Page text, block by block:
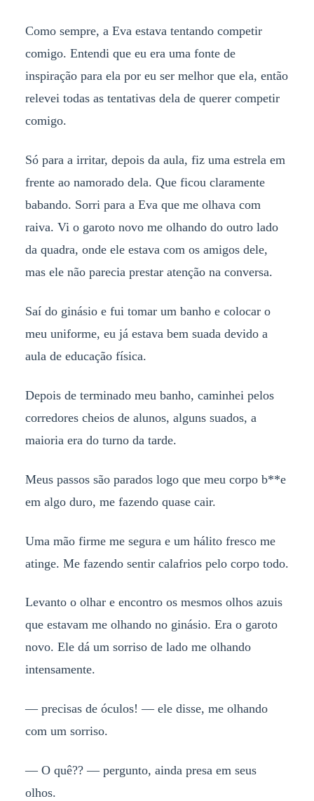
Como sempre, a Eva estava tentando competir
comigo. Entendi que eu era uma fonte de
inspiração para ela por eu ser melhor que ela, então
relevei todas as tentativas dela de querer competir
comigo.
Só para a irritar, depois da aula, fiz uma estrela em
frente ao namorado dela. Que ficou claramente
babando. Sorri para a Eva que me olhava com
raiva. Vi o garoto novo me olhando do outro lado
da quadra, onde ele estava com os amigos dele,
mas ele não parecia prestar atenção na conversa.
Saí do ginásio e fui tomar um banho e colocar o
meu uniforme, eu já estava bem suada devido a
aula de educação física.
Depois de terminado meu banho, caminhei pelos
corredores cheios de alunos, alguns suados, a
maioria era do turno da tarde.
Meus passos são parados logo que meu corpo b**e
em algo duro, me fazendo quase cair.
Uma mão firme me segura e um hálito fresco me
atinge. Me fazendo sentir calafrios pelo corpo todo.
Levanto o olhar e encontro os mesmos olhos azuis
que estavam me olhando no ginásio. Era o garoto
novo. Ele dá um sorriso de lado me olhando
intensamente.
— precisas de óculos! — ele disse, me olhando
com um sorriso.
— O quê?? — pergunto, ainda presa em seus
olhos.